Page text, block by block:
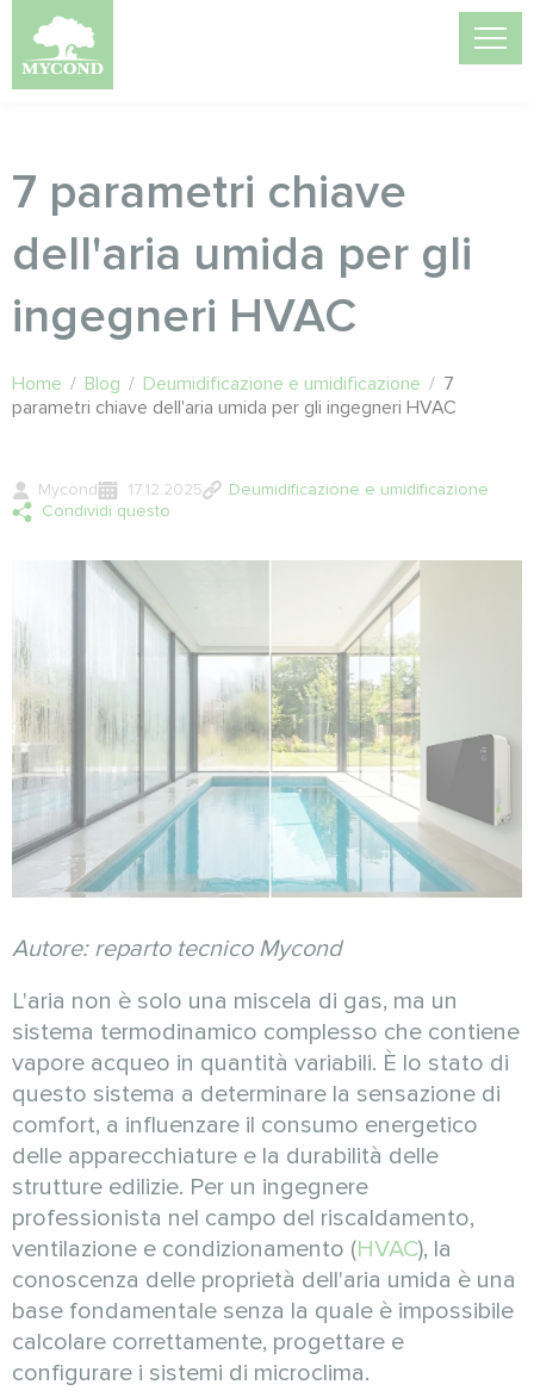
7 parametri chiave
dell'aria umida per gli
ingegneri HVAC
Home / Blog / Deumidificazione e umidificazione / 7
parametri chiave dell'aria umida per gli ingegneri HVAC
Mycond 17.12.2025
Deumidificazione e umidificazione
Condividi questo
Autore: reparto tecnico Mycond
L'aria non è solo una miscela di gas, ma un
sistema termodinamico complesso che contiene
vapore acqueo in quantità variabili. È lo stato di
questo sistema a determinare la sensazione di
comfort, a influenzare il consumo energetico
delle apparecchiature e la durabilità delle
strutture edilizie. Per un ingegnere
professionista nel campo del riscaldamento,
ventilazione e condizionamento (HVAC), la
conoscenza delle proprietà dell'aria umida è una
base fondamentale senza la quale è impossibile
calcolare correttamente, progettare e
configurare i sistemi di microclima.